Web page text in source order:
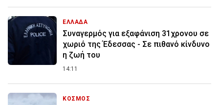
ΕΛΛΑΔΑ
Συναγερμός για εξαφάνιση 31χρονου σε
χωριό της Έδεσσας - Σε πιθανό κίνδυνο
η ζωή του
14:11
ΚΟΣΜΟΣ